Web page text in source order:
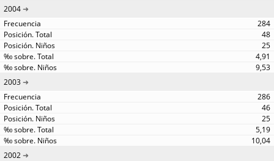
2004
284
48
25
4,91
9,53
2003
286
46
25
5,19
10,04
2002